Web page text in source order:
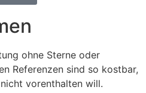
ohne Sterne oder
Referenzen sind so kostbar,
vorenthalten will.